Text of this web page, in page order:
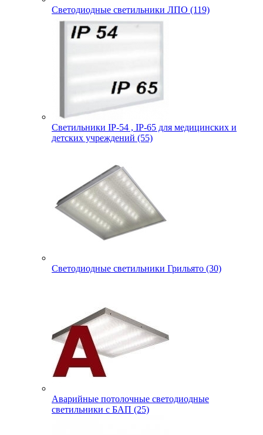
Светодиодные светильники ЛПО (119)
Светильники IP-54 , IP-65 для медицинских и
детских учреждений (55)
Светодиодные светильники Грильято (30)
Аварийные потолочные светодиодные
светильники с БАП (25)